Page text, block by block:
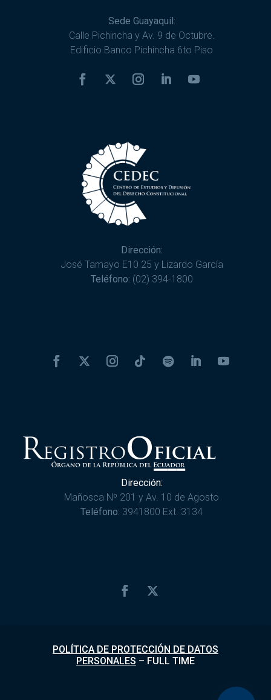
Sede Guayaquil:
Calle Pichincha y Av. 9 de Octubre.
Edificio Banco Pichincha 6to Piso
Dirección:
José Tamayo E10 25 y Lizardo García
Teléfono: (02) 394-1800
Dirección:
Mañosca Nº 201 y Av. 10 de Agosto
Teléfono: 3941800 Ext. 3134
POLÍTICA DE PROTECCIÓN DE DATOS
PERSONALES – FULL TIME